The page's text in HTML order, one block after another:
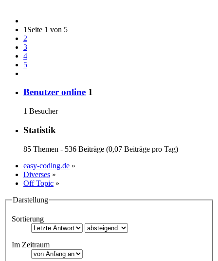
1 Seite 1 von 5
2
3
4
5
Benutzer online 1
1 Besucher
Statistik
85 Themen - 536 Beiträge (0,07 Beiträge pro Tag)
easy-coding.de »
Diverses »
Off Topic »
Darstellung
Sortierung
Im Zeitraum